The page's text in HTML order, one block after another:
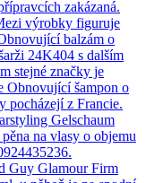
zakázaná.
výrobky figuruje
balzám o
24K404 s dalším
stejné značky je
Obnovující šampon o
pocházejí z Francie.
Gelschaum
na vlasy o objemu
Guy Glamour Firm